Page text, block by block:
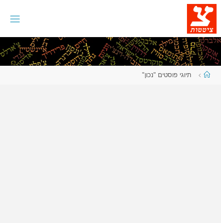
דלגו
לתוכן
עמודתיוגי פוסטים "נכון"